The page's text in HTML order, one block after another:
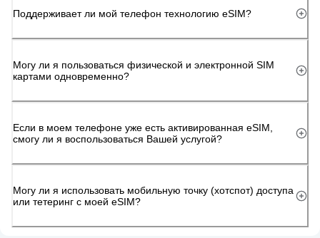
Поддерживает ли мой телефон технологию eSIM?
Могу ли я пользоваться физической и электронной SIM
картами одновременно?
Если в моем телефоне уже есть активированная eSIM,
смогу ли я воспользоваться Вашей услугой?
Могу ли я использовать мобильную точку (хотспот) доступа
или тетеринг с моей eSIM?